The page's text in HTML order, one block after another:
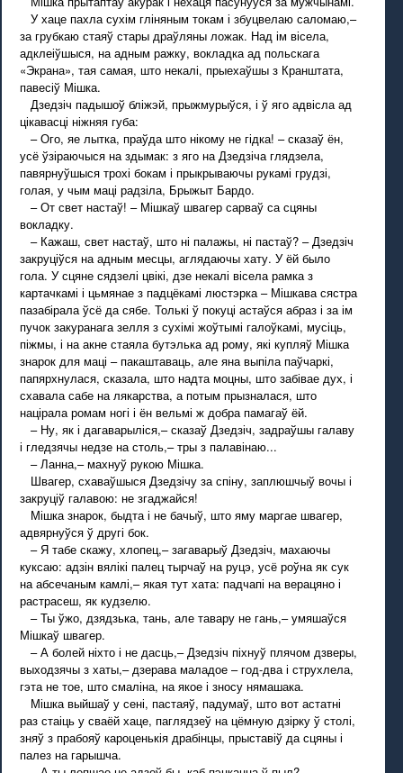
У хаце пахла сухім гліняным токам і збуцвелаю саломаю,–
за грубкаю стаяў стары драўляны ложак. Над ім вісела,
адклеіўшыся, на адным ражку, вокладка ад польскага
«Экрана», тая самая, што некалі, прыехаўшы з Кранштата,
павесіў Мішка.
Дзедзіч падышоў бліжэй, прыжмурыўся, і ў яго адвісла ад
цікавасці ніжняя губа:
– Ого, яе лытка, праўда што нікому не гідка! – сказаў ён,
усё ўзіраючыся на здымак: з яго на Дзедзіча глядзела,
павярнуўшыся трохі бокам і прыкрываючы рукамі грудзі,
голая, у чым маці радзіла, Брыжыт Бардо.
– От свет настаў! – Мішкаў швагер сарваў са сцяны
вокладку.
– Кажаш, свет настаў, што ні палажы, ні пастаў? – Дзедзіч
закруціўся на адным месцы, аглядаючы хату. У ёй было
гола. У сцяне сядзелі цвікі, дзе некалі вісела рамка з
картачкамі і цьмянае з падцёкамі люстэрка – Мішкава сястра
пазабірала ўсё да сябе. Толькі ў покуці астаўся абраз і за ім
пучок закуранага зелля з сухімі жоўтымі галоўкамі, мусіць,
піжмы, і на акне стаяла бутэлька ад рому, які купляў Мішка
знарок для маці – пакаштаваць, але яна выпіла паўчаркі,
папярхнулася, сказала, што надта моцны, што забівае дух, і
схавала сабе на лякарства, а потым прызналася, што
націрала ромам ногі і ён вельмі ж добра памагаў ёй.
– Ну, як і дагаварыліся,– сказаў Дзедзіч, задраўшы галаву
і гледзячы недзе на столь,– тры з палавінаю...
– Ланна,– махнуў рукою Мішка.
Швагер, схаваўшыся Дзедзічу за спіну, заплюшчыў вочы і
закруціў галавою: не згаджайся!
Мішка знарок, быдта і не бачыў, што яму маргае швагер,
адвярнуўся ў другі бок.
– Я табе скажу, хлопец,– загаварыў Дзедзіч, махаючы
куксаю: адзін вялікі палец тырчаў на руцэ, усё роўна як сук
на абсечаным камлі,– якая тут хата: падчапі на верацяно і
растрасеш, як кудзелю.
– Ты ўжо, дзядзька, тань, але тавару не гань,– умяшаўся
Мішкаў швагер.
– А болей ніхто і не дасць,– Дзедзіч піхнуў плячом дзверы,
выходзячы з хаты,– дзерава маладое – год-два і струхлела,
гэта не тое, што смаліна, на якое і зносу нямашака.
Мішка выйшаў у сені, пастаяў, падумаў, што вот астатні
раз стаіць у сваёй хаце, паглядзеў на цёмную дзірку ў столі,
зняў з прабояў кароценькія драбінцы, прыставіў да сцяны і
палез на гарышча.